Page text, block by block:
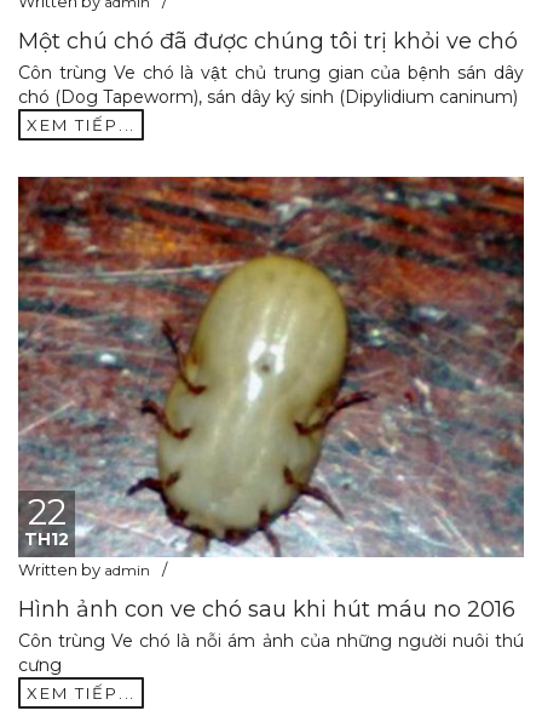
Một chú chó đã được chúng tôi trị khỏi ve chó
Côn trùng Ve chó là vật chủ trung gian của bệnh sán dây
chó (Dog Tapeworm), sán dây ký sinh (Dipylidium caninum)
XEM TIẾP...
22
TH12
Written by admin
Hình ảnh con ve chó sau khi hút máu no 2016
Côn trùng Ve chó là nỗi ám ảnh của những người nuôi thú
cưng
XEM TIẾP...